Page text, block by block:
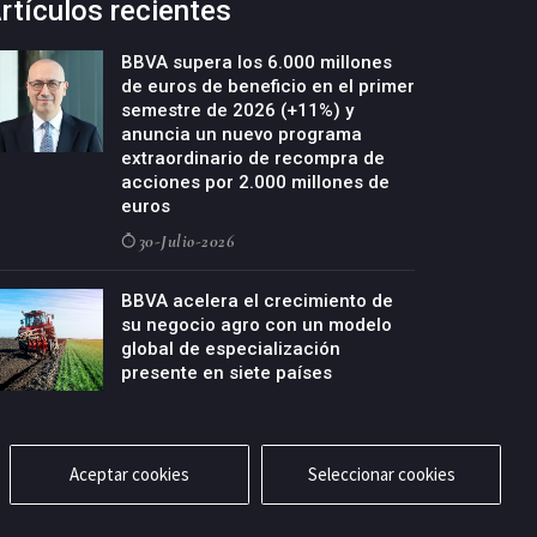
recientes
BBVA supera los 6.000 millones
de euros de beneficio en el primer
semestre de 2026 (+11%) y
anuncia un nuevo programa
extraordinario de recompra de
acciones por 2.000 millones de
euros
30-Julio-2026
BBVA acelera el crecimiento de
su negocio agro con un modelo
global de especialización
presente en siete países
Aceptar cookies Seleccionar cookies